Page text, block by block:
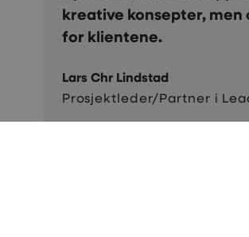
er så service- minded.
Salgs- og partneransvarlig i